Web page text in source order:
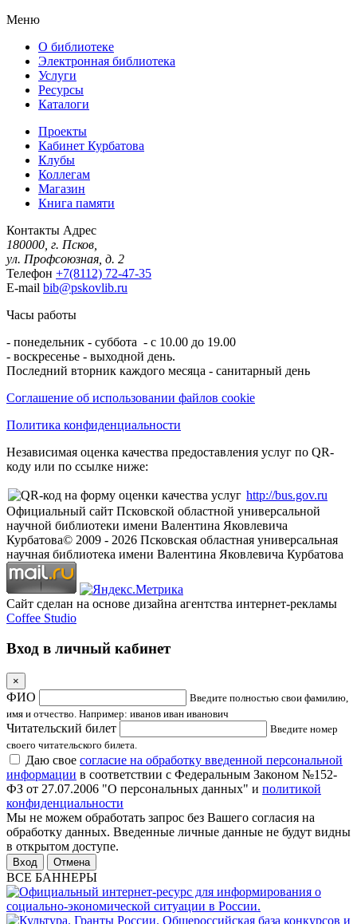
Меню
О библиотеке
Электронная библиотека
Услуги
Ресурсы
Каталоги
Проекты
Кабинет Курбатова
Клубы
Коллегам
Магазин
Книга памяти
Контакты Адрес
180000, г. Псков,
ул. Профсоюзная, д. 2
Телефон +7(8112) 72-47-35
E-mail bib@pskovlib.ru
Часы работы
- понедельник - суббота - с 10.00 до 19.00
- воскресенье - выходной день.
Последний вторник каждого месяца - санитарный день
Соглашение об использовании файлов cookie
Политика конфиденциальности
Независимая оценка качества предоставления услуг по QR-
коду или по ссылке ниже:
http://bus.gov.ru
Официальный сайт Псковской областной универсальной
научной библиотеки имени Валентина Яковлевича
Курбатова© 2009 - 2026 Псковская областная универсальная
научная библиотека имени Валентина Яковлевича Курбатова
Сайт сделан на основе дизайна агентства интернет-рекламы
Coffee Studio
Вход в личный кабинет
×
ФИО
Введите полностью свои фамилию,
имя и отчество. Например: иванов иван иванович
Читательский билет
Введите номер
своего читательского билета.
Даю свое согласие на обработку введенной персональной
информации в соответствии с Федеральным Законом №152-
ФЗ от 27.07.2006 "О персональных данных" и политикой
конфиденциальности
Мы не можем обработать запрос без Вашего согласия на
обработку данных. Введенные личные данные не будут видны
в открытом доступе.
Отмена
ВСЕ БАННЕРЫ